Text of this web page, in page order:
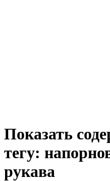
Показать
тегу:
рукава